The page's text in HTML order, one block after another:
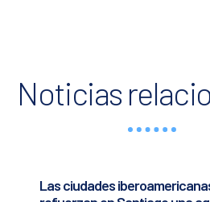
Noticias
Las ciudades